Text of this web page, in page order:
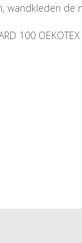
wandkleden de
100